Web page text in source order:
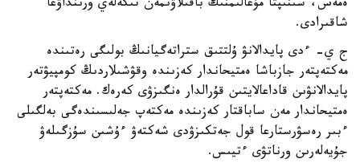
ەمەس، سىنىپتا مۇعالىمنىڭ باقىلاۋىمەن تىكەلەي ورىنداۋعا
شاقىرادى.
ج ي- ءدى پايدالانۋ ۇلتتىق ستراتەگيانىڭ بولىگى رەتىندە
مەكتەپتەر جازباشا ەمتيحاندار كەزىندە وقۋشىلاردىڭ كومپيۋتەر
پايدالانۋىن قاداعالايتىن قۇرالدار ەنگىزۋى كەرەك. مەكتەپتەر
ەمتيحاندار مەن ساباقتار كەزىندە مەكتەپ جەلىسىندەگى بەلگىلى
ءبىر رەسۋرستارعا قول جەتكىزۋدى شەكتەۋ ءۇشىن سۇزگىلەۋ
جۇيەلەرىن ورناتۋى ءتيىس.